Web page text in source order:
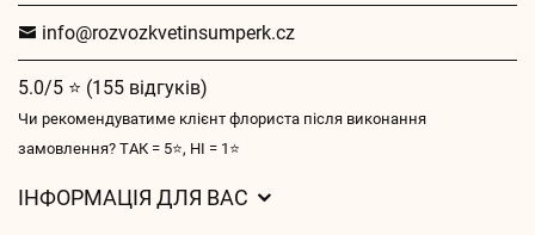
info@rozvozkvetinsumperk.cz
5.0/5 ⭐ (155 відгуків)
Чи рекомендуватиме клієнт флориста після виконання
замовлення? ТАК = 5⭐, НІ = 1⭐
ІНФОРМАЦІЯ ДЛЯ ВАС